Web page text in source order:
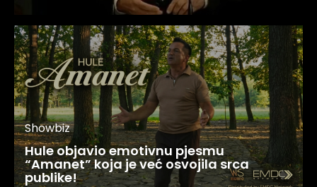
Showbiz
Hule objavio emotivnu pjesmu
“Amanet” koja je već osvojila srca
publike!